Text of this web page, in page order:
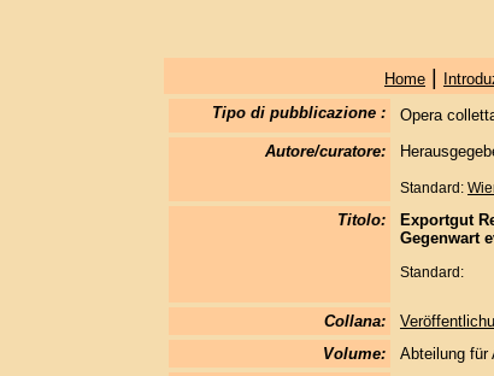
Home|
Tipo di pubblicazione :
Opera
Autore/curatore:
Standard:
Titolo:
Exportgut
Gegenwart
Standard:
Collana:
Volume:
Abteilung für